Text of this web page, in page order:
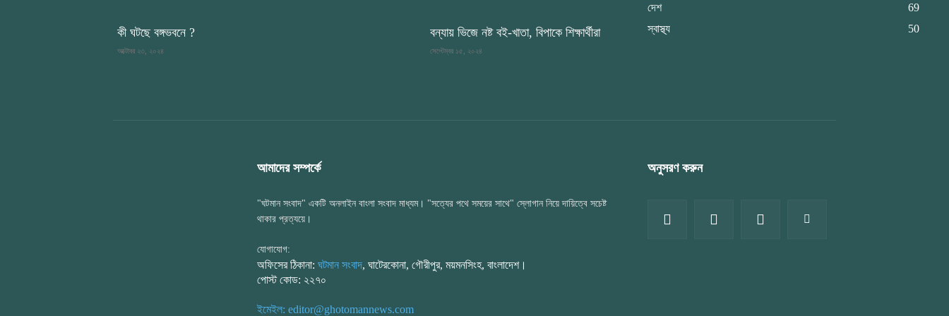
কী ঘটছে বঙ্গভবনে ?
অক্টোবর ২৩, ২০২৪
বন্যায় ভিজে নষ্ট বই-খাতা, বিপাকে শিক্ষার্থীরা
সেপ্টেম্বর ১৫, ২০২৪
দেশ
69
স্বাস্থ্য
50
আমাদের সম্পর্কে
"ঘটমান সংবাদ" একটি অনলাইন বাংলা সংবাদ মাধ্যম। "সত্যের পথে সময়ের সাথে" স্লোগান নিয়ে দায়িত্বে সচেষ্ট
থাকার প্রত্যয়ে।
যোগাযোগ:
অফিসের ঠিকানা: ঘটমান সংবাদ, ঘাটেরকোনা, গৌরীপুর, ময়মনসিংহ, বাংলাদেশ।
পোস্ট কোড: ২২৭০
ইমেইল: editor@ghotomannews.com
অনুসরণ করুন